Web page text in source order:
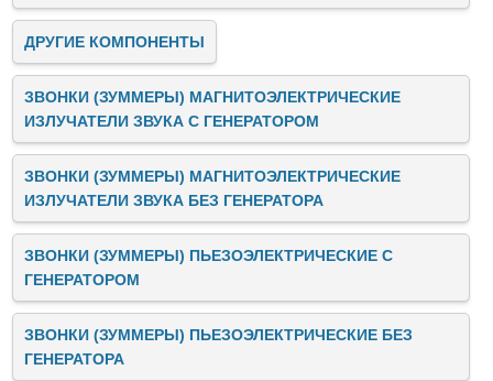
ДРУГИЕ КОМПОНЕНТЫ
ЗВОНКИ (ЗУММЕРЫ) МАГНИТОЭЛЕКТРИЧЕСКИЕ
ИЗЛУЧАТЕЛИ ЗВУКА C ГЕНЕРАТОРОМ
ЗВОНКИ (ЗУММЕРЫ) МАГНИТОЭЛЕКТРИЧЕСКИЕ
ИЗЛУЧАТЕЛИ ЗВУКА БЕЗ ГЕНЕРАТОРА
ЗВОНКИ (ЗУММЕРЫ) ПЬЕЗОЭЛЕКТРИЧЕСКИЕ C
ГЕНЕРАТОРОМ
ЗВОНКИ (ЗУММЕРЫ) ПЬЕЗОЭЛЕКТРИЧЕСКИЕ БЕЗ
ГЕНЕРАТОРА